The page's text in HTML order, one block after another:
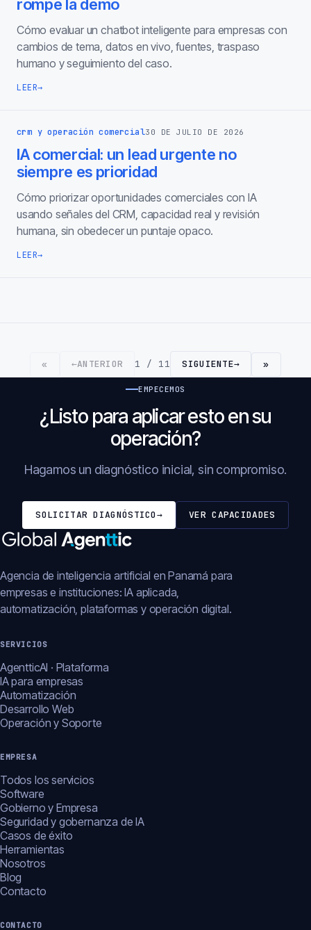
rompe la demo
Cómo evaluar un chatbot inteligente para empresas con
cambios de tema, datos en vivo, fuentes, traspaso
humano y seguimiento del caso.
LEER→
crm y operación comercial30 DE JULIO DE 2026
IA comercial: un lead urgente no
siempre es prioridad
Cómo priorizar oportunidades comerciales con IA
usando señales del CRM, capacidad real y revisión
humana, sin obedecer un puntaje opaco.
LEER→
« ←ANTERIOR 1 / 11 SIGUIENTE→ »
EMPECEMOS
¿Listo para aplicar esto en su
operación?
Hagamos un diagnóstico inicial, sin compromiso.
SOLICITAR DIAGNÓSTICO→ VER CAPACIDADES
Agencia de inteligencia artificial en Panamá para
empresas e instituciones: IA aplicada,
automatización, plataformas y operación digital.
SERVICIOS
AgentticAI · Plataforma
IA para empresas
Automatización
Desarrollo Web
Operación y Soporte
EMPRESA
Todos los servicios
Software
Gobierno y Empresa
Seguridad y gobernanza de IA
Casos de éxito
Herramientas
Nosotros
Blog
Contacto
CONTACTO